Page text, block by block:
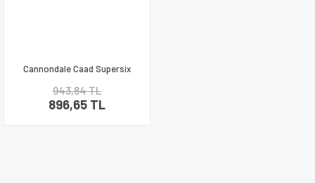
Cannondale Caad Supersix
943,84 TL
896,65 TL